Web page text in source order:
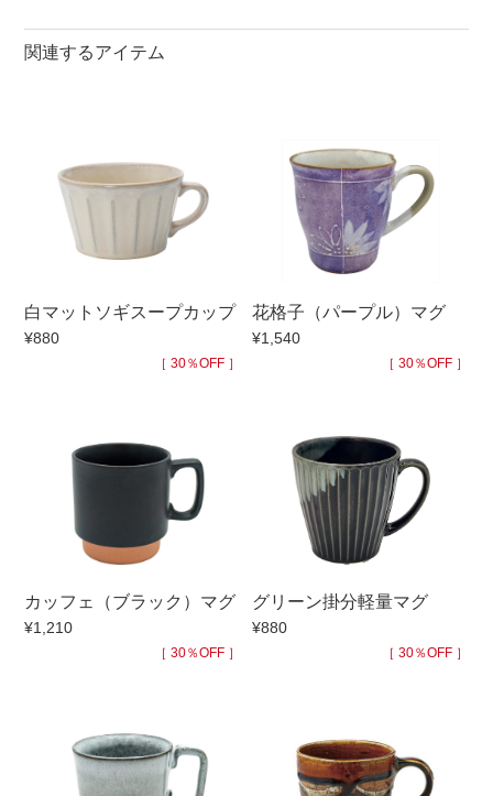
カラー
機能性
手ざわり
柄
関連するアイテム
白マットソギスープカップ
¥880
［ 30％OFF ］
花格子（パープル）マグ
¥1,540
［ 30％OFF ］
カッフェ（ブラック）マグ
¥1,210
［ 30％OFF ］
グリーン掛分軽量マグ
¥880
［ 30％OFF ］